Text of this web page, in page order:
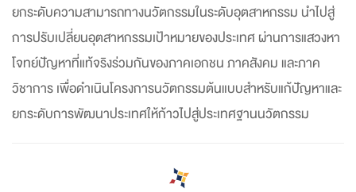
ยกระดับความสามารถทางนวัตกรรมในระดับอุตสาหกรรม นำไปสู่
การปรับเปลี่ยนอุตสาหกรรมเป้าหมายของประเทศ ผ่านการแสวงหา
โจทย์ปัญหาที่แท้จริงร่วมกันของภาคเอกชน ภาคสังคม และภาค
วิชาการ เพื่อดำเนินโครงการนวัตกรรมต้นแบบสำหรับแก้ปัญหาและ
ยกระดับการพัฒนาประเทศให้ก้าวไปสู่ประเทศฐานนวัตกรรม